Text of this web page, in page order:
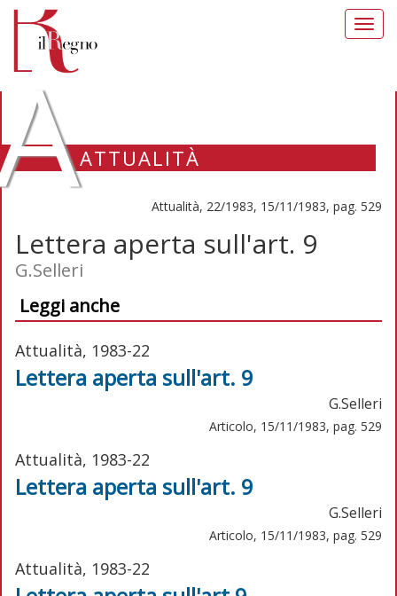
ATTUALITÀ
Attualità, 22/1983, 15/11/1983, pag. 529
Lettera aperta sull'art. 9
G.Selleri
Leggi anche
Attualità, 1983-22
Lettera aperta sull'art. 9
G.Selleri
Articolo, 15/11/1983, pag. 529
Attualità, 1983-22
Lettera aperta sull'art. 9
G.Selleri
Articolo, 15/11/1983, pag. 529
Attualità, 1983-22